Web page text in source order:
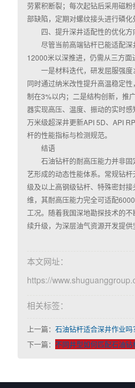
劳累积断裂；每次起钻后采用磁
部缺陷，定期对螺纹接头进行磷化
四、提升深井适配性的优化方
尽管当前高端钻杆已能适配
12000米以深推进，仍需从三方面
一是材料迭代，研发屈服强度
同时通过纳米改性提升高温稳定
制在3%以内；二是结构创新，推
器实现高压、温度、振动的实时
万米级超深井更新API 5D、API
杆的性能指标与检测规范。
结语
石油钻杆的耐高压能力并非
艺形成的动态性能体系。常规钻
级及以上高钢级钻杆、特殊密封
维，其耐高压能力完全可适配
工况。随着我国深地勘探技术的
续升级，为深层油气资源开发提供
本文网址：
https://
相关标签：
上一篇： 石油钻杆适合深井作业吗
下一篇： 不同井型如何匹配石油钻